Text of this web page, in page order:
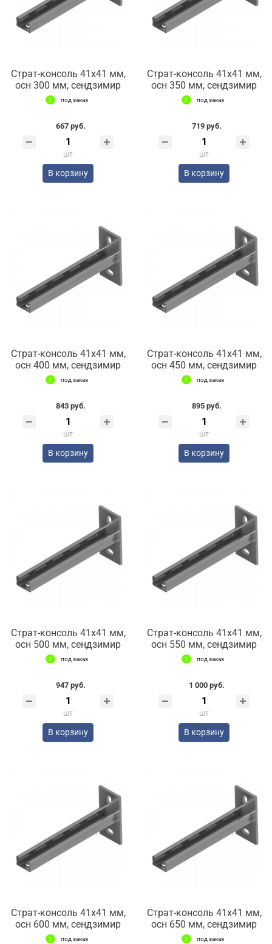
Страт-консоль 41х41 мм,
осн 300 мм, сендзимир
под заказ
667 руб.
шт
В корзину
Страт-консоль 41х41 мм,
осн 350 мм, сендзимир
под заказ
719 руб.
шт
В корзину
Страт-консоль 41х41 мм,
осн 400 мм, сендзимир
под заказ
843 руб.
шт
В корзину
Страт-консоль 41х41 мм,
осн 450 мм, сендзимир
под заказ
895 руб.
шт
В корзину
Страт-консоль 41х41 мм,
осн 500 мм, сендзимир
под заказ
947 руб.
шт
В корзину
Страт-консоль 41х41 мм,
осн 550 мм, сендзимир
под заказ
1 000 руб.
шт
В корзину
Страт-консоль 41х41 мм,
осн 600 мм, сендзимир
под заказ
Страт-консоль 41х41 мм,
осн 650 мм, сендзимир
под заказ